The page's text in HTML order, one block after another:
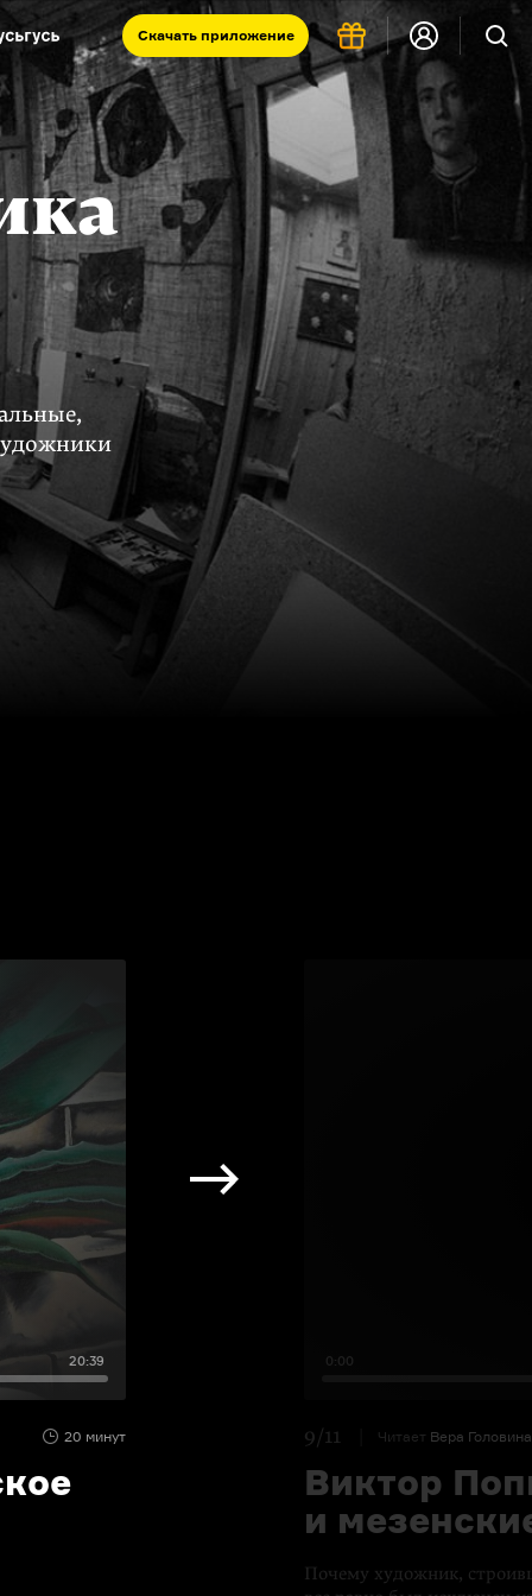
Скачать приложение
Запад и Восток: история культур
такое античность
комната
20:39
20 минут
0:00
9/11 Читает Вера Головина
Виктор
и
Почему художник,